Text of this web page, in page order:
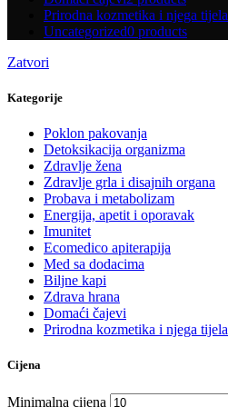
Prirodna kozmetika i njega tijela
Uncategorized0 products
Zatvori
Kategorije
Poklon pakovanja
Detoksikacija organizma
Zdravlje žena
Zdravlje grla i disajnih organa
Probava i metabolizam
Energija, apetit i oporavak
Imunitet
Ecomedico apiterapija
Med sa dodacima
Biljne kapi
Zdrava hrana
Domaći čajevi
Prirodna kozmetika i njega tijela
Cijena
Minimalna cijena